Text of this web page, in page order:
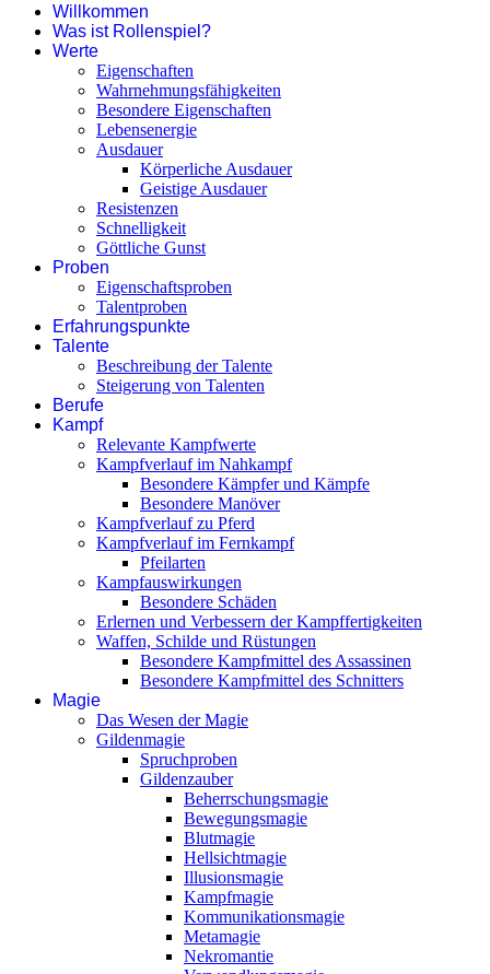
Willkommen
Was ist Rollenspiel?
Werte
Eigenschaften
Wahrnehmungsfähigkeiten
Besondere Eigenschaften
Lebensenergie
Ausdauer
Körperliche Ausdauer
Geistige Ausdauer
Resistenzen
Schnelligkeit
Göttliche Gunst
Proben
Eigenschaftsproben
Talentproben
Erfahrungspunkte
Talente
Beschreibung der Talente
Steigerung von Talenten
Berufe
Kampf
Relevante Kampfwerte
Kampfverlauf im Nahkampf
Besondere Kämpfer und Kämpfe
Besondere Manöver
Kampfverlauf zu Pferd
Kampfverlauf im Fernkampf
Pfeilarten
Kampfauswirkungen
Besondere Schäden
Erlernen und Verbessern der Kampffertigkeiten
Waffen, Schilde und Rüstungen
Besondere Kampfmittel des Assassinen
Besondere Kampfmittel des Schnitters
Magie
Das Wesen der Magie
Gildenmagie
Spruchproben
Gildenzauber
Beherrschungsmagie
Bewegungsmagie
Blutmagie
Hellsichtmagie
Illusionsmagie
Kampfmagie
Kommunikationsmagie
Metamagie
Nekromantie